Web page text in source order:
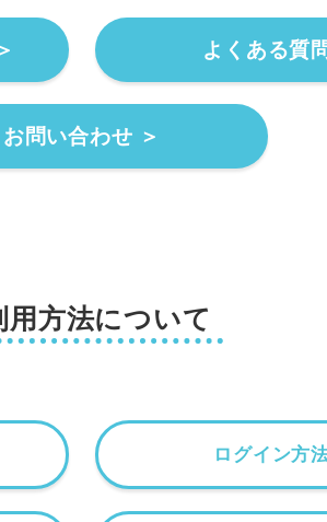
よくある質
お問い合わせ ＞
用方法について
ログイン方